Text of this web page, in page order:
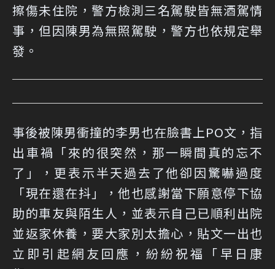
擦傷未住院，警方檢測三名駕駛皆無酒駕情
事，但因陳男為無照駕駛，警方也依規定舉
發。
事後被陳男衝撞的李男也在臉書上PO文，指
出車禍「來的很突然，那一瞬間真的忘不
了」，更表示半天過去了他卻因驚嚇過度
「現在還在抖」，他也感謝當下願意停下協
助的車友與陌生人，並表示自己已順利出院
並返家休養，要大家別太擔心，貼文一出也
立即引起網友回應，紛紛祝福「早日康